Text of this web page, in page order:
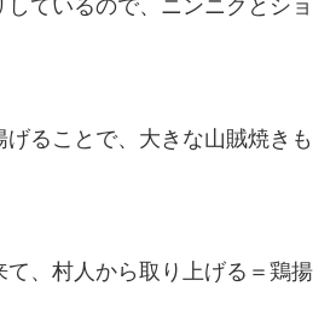
ているので、ニンニクとショ
げることで、大きな山賊焼きも
て、村人から取り上げる＝鶏揚